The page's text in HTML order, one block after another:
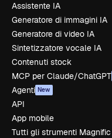
Assistente IA
Generatore di immagini IA
Generatore di video IA
Sintetizzatore vocale IA
Contenuti stock
MCP per Claude/ChatGPT
Agenti New
API
App mobile
Tutti gli strumenti Magnific